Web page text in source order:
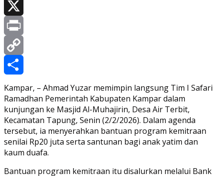
Facebook
X
Print
Copy
Link
Share
Kampar, – Ahmad Yuzar memimpin langsung Tim I Safari
Ramadhan Pemerintah Kabupaten Kampar dalam
kunjungan ke Masjid Al-Muhajirin, Desa Air Terbit,
Kecamatan Tapung, Senin (2/2/2026). Dalam agenda
tersebut, ia menyerahkan bantuan program kemitraan
senilai Rp20 juta serta santunan bagi anak yatim dan
kaum duafa.
Bantuan program kemitraan itu disalurkan melalui Bank